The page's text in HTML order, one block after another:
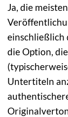
Ja, die
einschließlich
die Option,
Untertiteln